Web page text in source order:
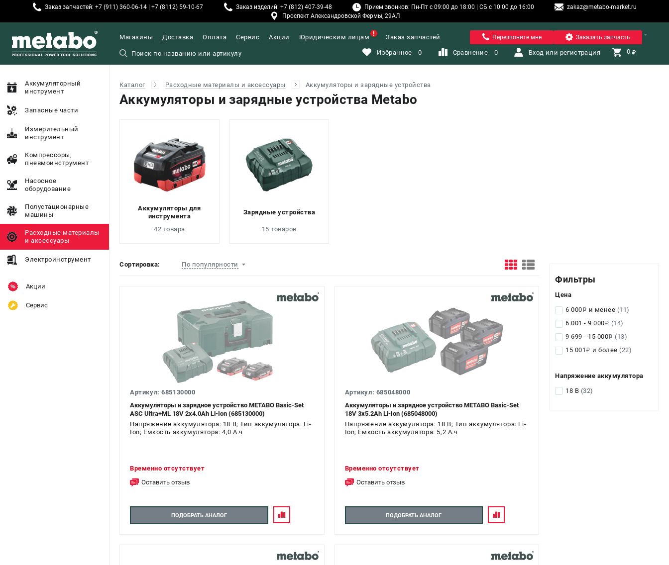
Заказ запчастей: +7 (911) 360-06-14 | +7 (8112) 59-10-67 Заказ изделий: +7 (812) 407-39-48 Прием звонков: Пн-Пт с 09:00 до 18:00 | СБ с 10:00 до 16:00
zakaz@metabo-market.ru
Проспект Александровской Фермы, 29АЛ
Санкт-Петербург
Магазины Доставка Оплата Сервис Акции Юридическим лицам Заказ запчастей Перезвоните мне Заказать запчасть
Избранное 0 Сравнение 0 Вход или регистрация 0 ₽
Аккумуляторный
инструмент
Запасные части
Измерительный
инструмент
Компрессоры,
пневмоинструмент
Насосное
оборудование
Полустационарные
машины
Расходные материалы
и аксессуары
Электроинструмент
Акции
Сервис
Каталог Расходные материалы и аксессуары Аккумуляторы и зарядные устройства
Аккумуляторы и зарядные устройства Metabo
Аккумуляторы для
инструмента
42 товара
Зарядные устройства
15 товаров
Сортировка: По популярности
Артикул: 685130000
Аккумуляторы и зарядное устройство METABO Basic-Set
ASC Ultra+ML 18V 2х4.0Ah Li-Ion (685130000)
Напряжение аккумулятора: 18 В; Тип аккумулятора: Li-
Ion; Емкость аккумулятора: 4,0 А.ч
Временно отсутствует
Оставить отзыв
ПОДОБРАТЬ АНАЛОГ
Артикул: 685048000
Аккумуляторы и зарядное устройство METABO Basic-Set
18V 3х5.2Ah Li-Ion (685048000)
Напряжение аккумулятора: 18 В; Тип аккумулятора: Li-
Ion; Емкость аккумулятора: 5,2 А.ч
Временно отсутствует
Оставить отзыв
ПОДОБРАТЬ АНАЛОГ
Фильтры
Цена
6 000i и менее (11)
6 001 - 9 000i (14)
9 699 - 15 000i (13)
15 001 i и более (22)
Напряжение аккумулятора
18 В (32)